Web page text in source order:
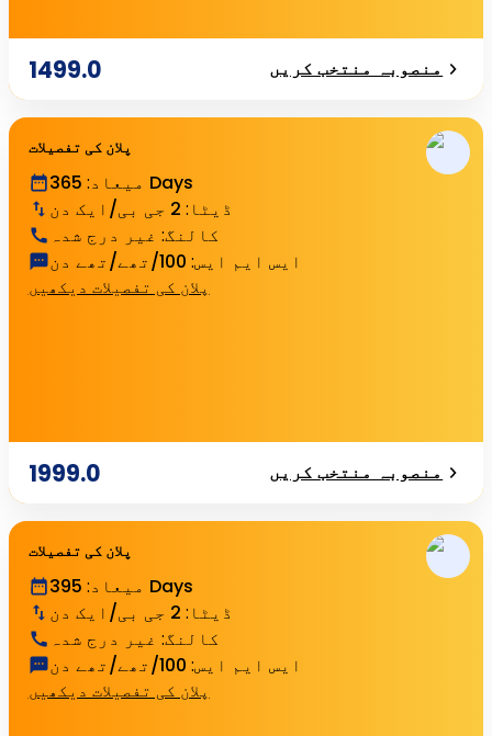
1499.0 منصوبہ منتخب کریں
پلان کی تفصیلات
میعاد:
365 Days
ڈیٹا : 2 جی بی/ایک دن
کالنگ: غیر درج شدہ
ایس ایم ایس: 100/تھے/تھے دن
پلان کی تفصیلات دیکھیں
1999.0 منصوبہ منتخب کریں
پلان کی تفصیلات
میعاد:
395 Days
ڈیٹا : 2 جی بی/ایک دن
کالنگ: غیر درج شدہ
ایس ایم ایس: 100/تھے/تھے دن
پلان کی تفصیلات دیکھیں